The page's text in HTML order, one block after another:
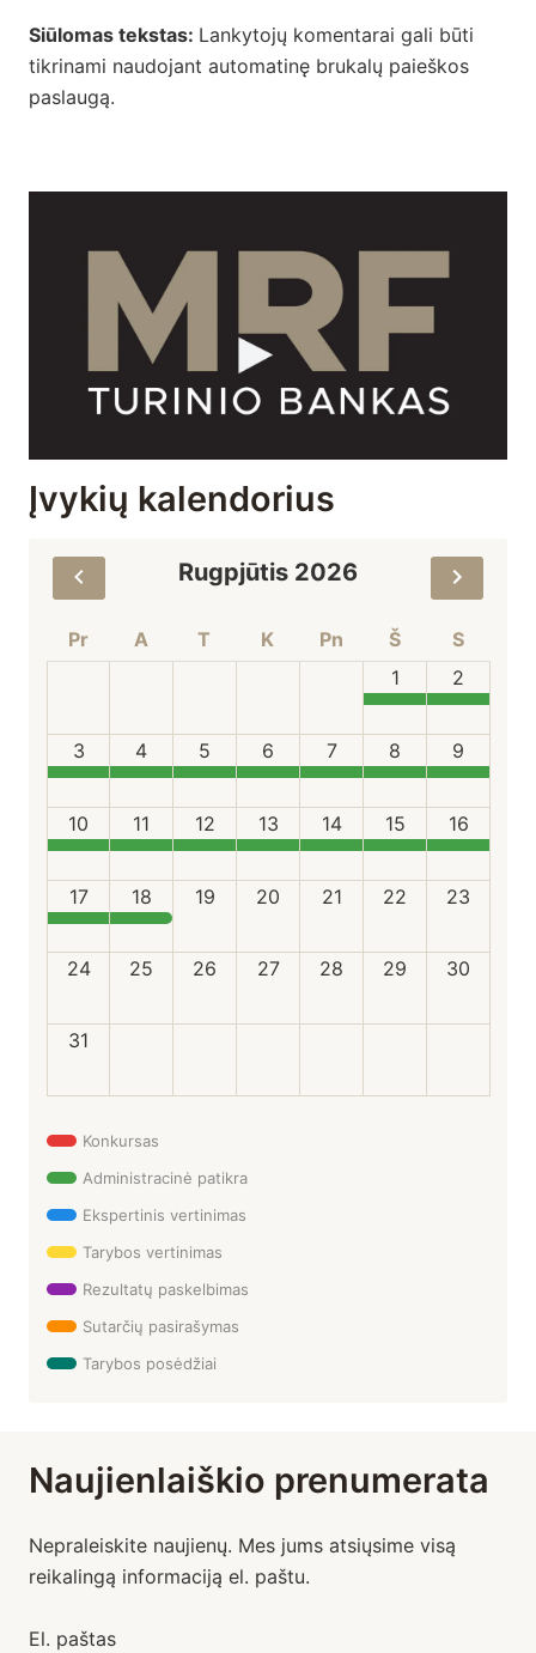
Siūlomas tekstas: Lankytojų komentarai gali būti
tikrinami naudojant automatinę brukalų paieškos
paslaugą.
Įvykių kalendorius
Rugpjūtis 2026
Pr A T K Pn Š
S
1
2
3 4 5 6 7 8 9
10 11 12 13 14 15 16
17 18 19 20 21 22 23
24 25 26 27 28 29 30
31
Konkursas
Administracinė patikra
Ekspertinis vertinimas
Tarybos vertinimas
Rezultatų paskelbimas
Sutarčių pasirašymas
Tarybos posėdžiai
Naujienlaiškio prenumerata
Nepraleiskite naujienų. Mes jums atsiųsime visą
reikalingą informaciją el. paštu.
El. paštas